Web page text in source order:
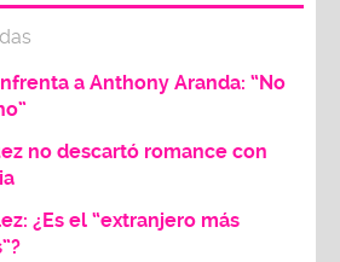
a Anthony Aranda: “No
no descartó romance con
¿Es el “extranjero más